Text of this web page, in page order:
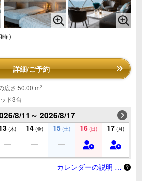
時 )
詳細/ご予約
広さ:50.00 m2
ド3台
8/11～ 2026/8/17
(木) 14 (金) 15 (土) 16 (日) 17 (月)
カレンダーの説明 …